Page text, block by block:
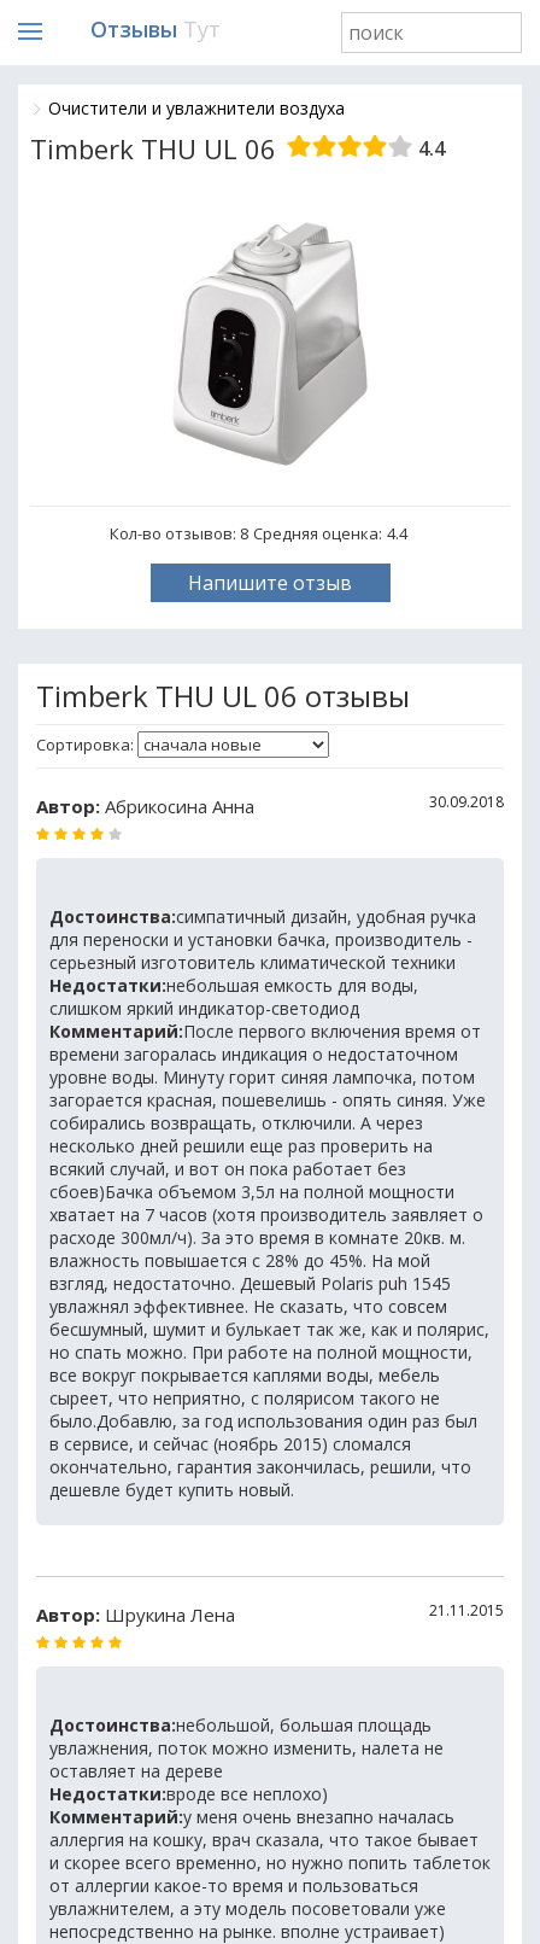
Отзывы Тут
Очистители и увлажнители воздуха
Timberk THU UL 06 4.4
Кол-во отзывов: 8 Средняя оценка: 4.4
Напишите отзыв
Timberk THU UL 06 отзывы
Сортировка:
Автор: Абрикосина Анна 30.09.2018
Достоинства:симпатичный дизайн, удобная ручка
для переноски и установки бачка, производитель -
серьезный изготовитель климатической техники
Недостатки:небольшая емкость для воды,
слишком яркий индикатор-светодиод
Комментарий:После первого включения время от
времени загоралась индикация о недостаточном
уровне воды. Минуту горит синяя лампочка, потом
загорается красная, пошевелишь - опять синяя. Уже
собирались возвращать, отключили. А через
несколько дней решили еще раз проверить на
всякий случай, и вот он пока работает без
сбоев)Бачка объемом 3,5л на полной мощности
хватает на 7 часов (хотя производитель заявляет о
расходе 300мл/ч). За это время в комнате 20кв. м.
влажность повышается с 28% до 45%. На мой
взгляд, недостаточно. Дешевый Polaris puh 1545
увлажнял эффективнее. Не сказать, что совсем
бесшумный, шумит и булькает так же, как и полярис,
но спать можно. При работе на полной мощности,
все вокруг покрывается каплями воды, мебель
сыреет, что неприятно, с полярисом такого не
было.Добавлю, за год использования один раз был
в сервисе, и сейчас (ноябрь 2015) сломался
окончательно, гарантия закончилась, решили, что
дешевле будет купить новый.
Автор: Шрукина Лена 21.11.2015
Достоинства:небольшой, большая площадь
увлажнения, поток можно изменить, налета не
оставляет на дереве
Недостатки:вроде все неплохо)
Комментарий:у меня очень внезапно началась
аллергия на кошку, врач сказала, что такое бывает
и скорее всего временно, но нужно попить таблеток
от аллергии какое-то время и пользоваться
увлажнителем, а эту модель посоветовали уже
непосредственно на рынке. вполне устраивает)